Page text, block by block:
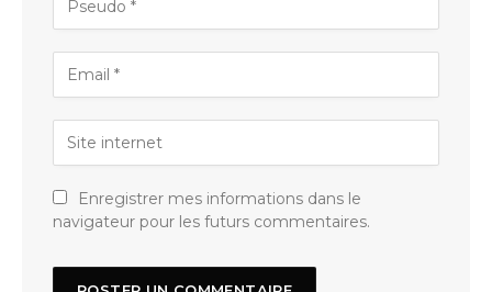
Enregistrer mes informations dans le
navigateur pour les futurs commentaires.